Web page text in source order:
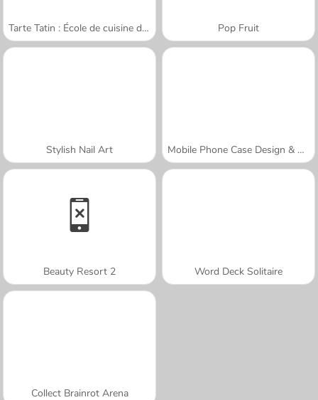
Tarte Tatin : École de cuisine de Sara Pop Fruit
Stylish Nail Art Mobile Phone Case Design & DIY
Beauty Resort 2 Word Deck Solitaire
Collect Brainrot Arena